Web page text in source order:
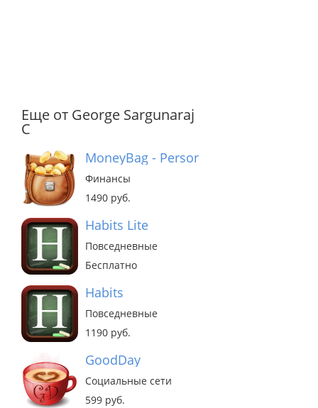
Еще от George Sargunaraj
C
MoneyBag - Personal Finance Manager
Финансы
1490 руб.
Habits Lite
Повседневные
Бесплатно
Habits
Повседневные
1190 руб.
GoodDay
Социальные сети
599 руб.